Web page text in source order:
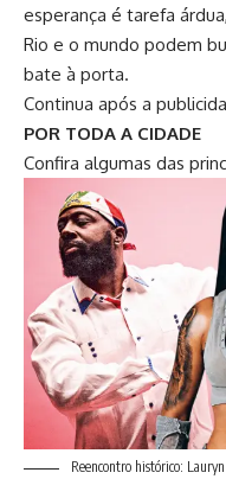
esperança é tarefa
Rio e o mundo podem
bate à porta.
Continua após a
POR TODA A CIDADE
Confira algumas das
Reencontro histórico: